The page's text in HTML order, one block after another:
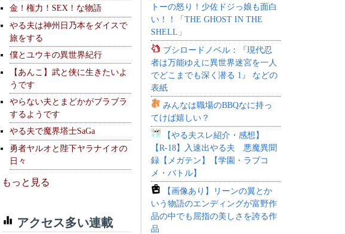
金！権力！SEX！な物語
やる夫は神州日乃本をダイスで
旅をする
僕とユウキの異世界紀行
【あんこ】武と侠に生きたいよ
うです
やらない夫とまどかがブラブラ
するようです
やる夫で魔界塔士SaGa
勇者ヤルオと陛下ヤラナイオの
日々
もっと見る
アクセス多い連載
トーの怒り！少佐ドジっ娘も面白
い！！「THE GHOST IN THE
SHELL」
ブシロードノベル：『現代忍
者は万能ゆえに異世界迷宮を一人
でどこまでも深く潜る 1』 などの
表紙
みんなは職場のBBQなに持っ
てけば嬉しい？
【やる夫スレ紹介・感想】
【R-18】入速出やる夫 悪魔異聞
録【メガテン】【学園・ラブコ
メ・バトル】
【画像あり】リーンの翼とか
いう物語のエンディングが富野作
品の中でも屈指の美しさを誇る作
品